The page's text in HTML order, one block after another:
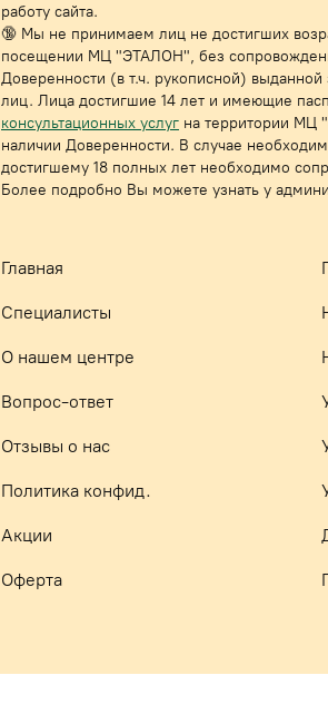
работу сайта.
🔞 Мы не принимаем лиц не достигших
посещении МЦ "ЭТАЛОН", без
Доверенности (в т.ч. рукописной)
лиц. Лица достигшие 14 лет и имеющие
консультационных услуг на территории МЦ
наличии Доверенности. В случае
достигшему 18 полных лет необходимо
Более подробно Вы можете узнать у
Главная
Специалисты
О нашем центре
Вопрос-ответ
Отзывы о нас
Политика конфид.
Акции
Оферта